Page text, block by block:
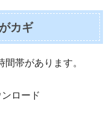
カギ
帯があります。
ロード